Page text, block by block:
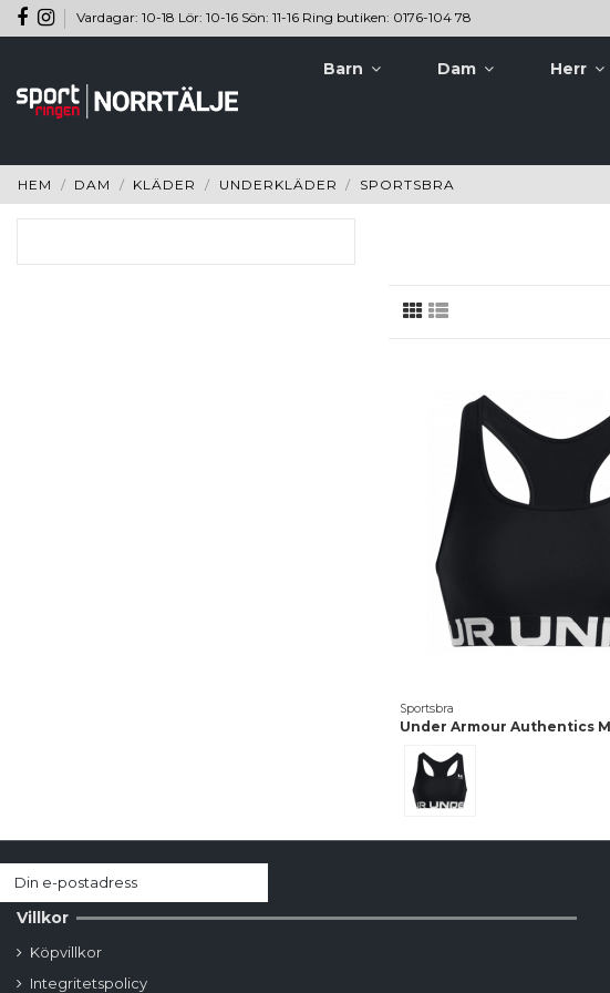
Vardagar: 10-18 Lör: 10-16 Sön: 11-16 Ring butiken: 0176-104 78
Barn Dam Herr
HEM DAM KLÄDER UNDERKLÄDER SPORTSBRA
Sportsbra
Under Armour Authentics
Svart
Villkor
Köpvillkor
Integritetspolicy